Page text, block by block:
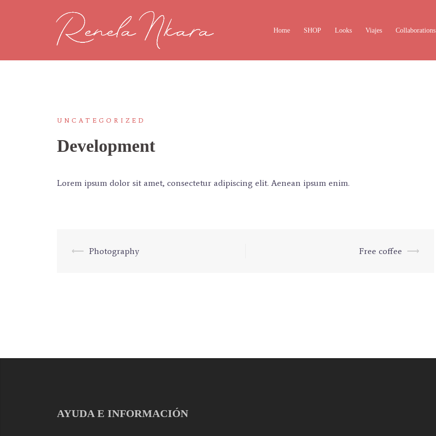
Home SHOP Looks Viajes Collaborations
UNCATEGORIZED
Development
Lorem ipsum dolor sit amet, consectetur adipiscing elit. Aenean ipsum enim.
Navegación
⟵ Photography Free coffee ⟶
AYUDA E INFORMACIÓN